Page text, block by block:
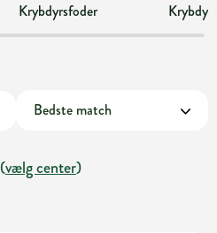
Krybdyrsfoder
(vælg center)